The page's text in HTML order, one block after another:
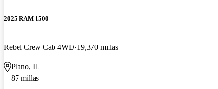
2025 RAM 1500
Rebel Crew Cab 4WD 19,370 millas
Plano, IL
87 millas